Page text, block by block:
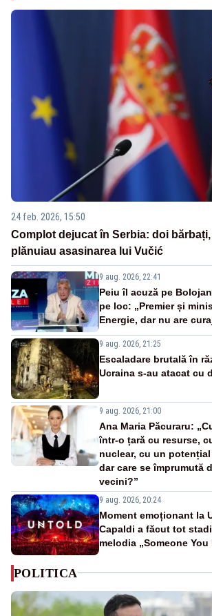
24 feb. 2026, 15:50
Complot dejucat în Serbia: doi
plănuiau asasinarea lui Vučić
9 aug. 2026, 22:41
Peiu îl acuză pe
pe loc: „Premier și
Energie, dar nu are
9 aug. 2026, 21:25
Escaladare brutală în
Ucraina s-au atacat cu
9 aug. 2026, 21:00
Ana Maria Păcuraru:
într-o țară cu resurse,
nuclear, cu un
dar care se împrumută
vecini?”
9 aug. 2026, 20:24
Moment emoționant la
Capaldi a făcut tot
melodia „Someone You
POLITICA